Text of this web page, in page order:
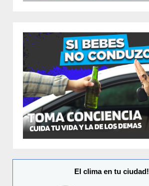
El clima en tu ciudad!